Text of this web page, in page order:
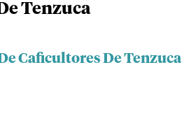
Tenzuca
Caficultores De Tenzuca